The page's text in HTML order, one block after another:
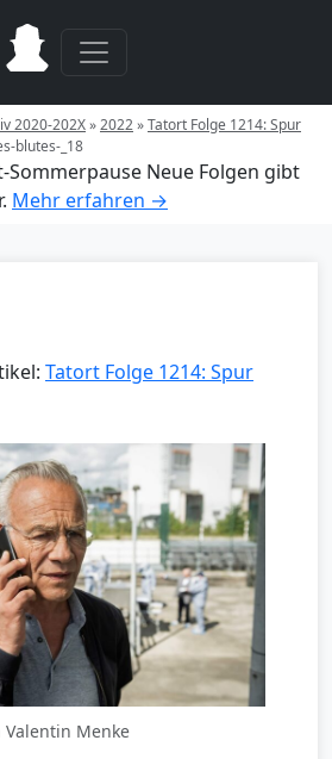
2020-202X»2022»Tatort Folge 1214: Spur
blutes-_18
Neue Folgen gibt
Mehr erfahren →
Tatort Folge 1214: Spur
Valentin Menke